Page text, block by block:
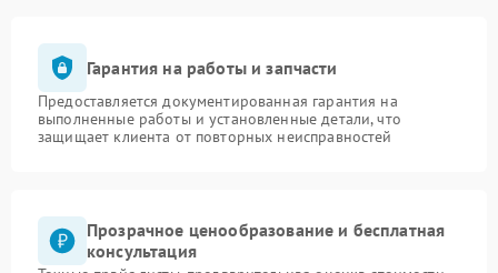
Гарантия на работы и запчасти
Предоставляется документированная гарантия на
выполненные работы и установленные детали, что
защищает клиента от повторных неисправностей
Прозрачное ценообразование и бесплатная
консультация